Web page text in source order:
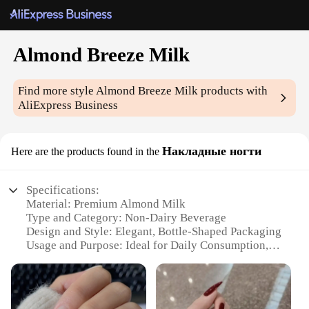
Almond Breeze Milk
Find more styleAlmond Breeze Milk products with
AliExpress Business
Here are the products found in the Накладные ногти
Specifications:
Material: Premium Almond Milk
Type and Category: Non-Dairy Beverage
Design and Style: Elegant, Bottle-Shaped Packaging
Usage and Purpose: Ideal for Daily Consumption,
Typical Adaptive Scenario: Suitable for Vegans,
Lactose Intolerant, and Health-Conscious
Individuals